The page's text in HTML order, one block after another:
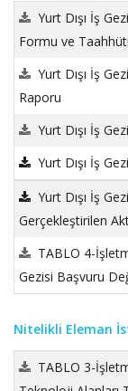
Yurt Dışı İş
Formu ve
Yurt Dışı İş
Raporu
Yurt Dışı İş
Yurt Dışı İş
Yurt Dışı İş
Gerçekleştirilen
TABLO 4-
Gezisi Başvuru
Nitelikli Eleman
TABLO 3-